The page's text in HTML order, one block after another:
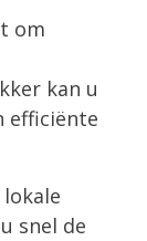
om
kan u
efficiënte
snel de